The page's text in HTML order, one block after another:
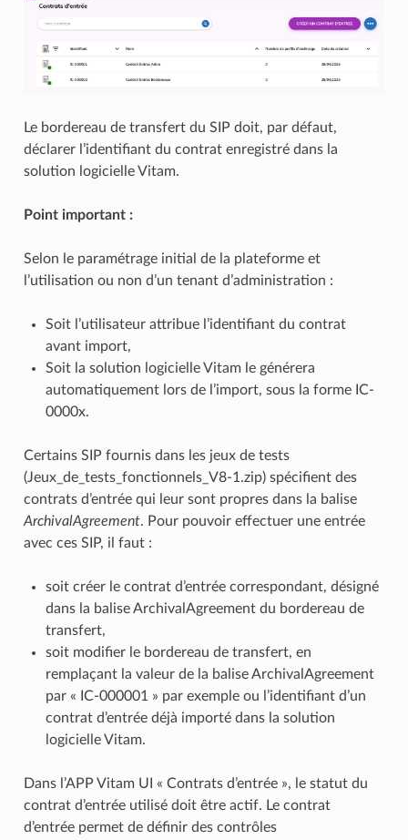
Le bordereau de transfert du SIP doit, par défaut,
déclarer l’identifiant du contrat enregistré dans la
solution logicielle Vitam.
Point important :
Selon le paramétrage initial de la plateforme et
l’utilisation ou non d’un tenant d’administration :
Soit l’utilisateur attribue l’identifiant du contrat
avant import,
Soit la solution logicielle Vitam le générera
automatiquement lors de l’import, sous la forme IC-
0000x.
Certains SIP fournis dans les jeux de tests
(Jeux_de_tests_fonctionnels_V8-1.zip) spécifient des
contrats d’entrée qui leur sont propres dans la balise
ArchivalAgreement. Pour pouvoir effectuer une entrée
avec ces SIP, il faut :
soit créer le contrat d’entrée correspondant, désigné
dans la balise ArchivalAgreement du bordereau de
transfert,
soit modifier le bordereau de transfert, en
remplaçant la valeur de la balise ArchivalAgreement
par « IC-000001 » par exemple ou l’identifiant d’un
contrat d’entrée déjà importé dans la solution
logicielle Vitam.
Dans l’APP Vitam UI « Contrats d’entrée », le statut du
contrat d’entrée utilisé doit être actif. Le contrat
d’entrée permet de définir des contrôles